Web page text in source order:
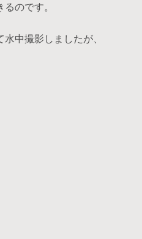
のです。
中撮影しましたが、